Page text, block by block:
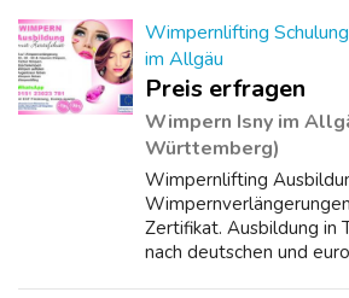
Nagelveränderungen,
Wimpernlifting
im Allgäu
Preis erfragen
Wimpern Isny im
Württemberg)
Wimpernlifting
Zertifikat. Ausbildung in
nach deutschen und